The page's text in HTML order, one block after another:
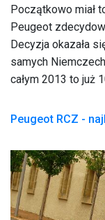
Początkowo miał
Peugeot
Decyzja okazała
samych
całym 2013 to już
Peugeot RCZ -